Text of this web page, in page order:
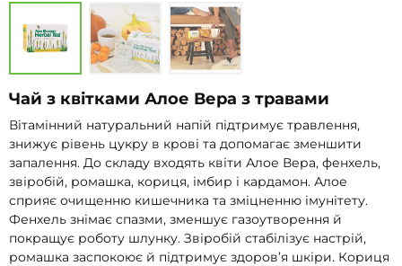
Чай з квітками Алое Вера з травами
Вітамінний натуральний напій підтримує травлення,
знижує рівень цукру в крові та допомагає зменшити
запалення. До складу входять квіти Алое Вера, фенхель,
звіробій, ромашка, кориця, імбир і кардамон. Алое
сприяє очищенню кишечника та зміцненню імунітету.
Фенхель знімає спазми, зменшує газоутворення й
покращує роботу шлунку. Звіробій стабілізує настрій,
ромашка заспокоює й підтримує здоров’я шкіри. Кориця